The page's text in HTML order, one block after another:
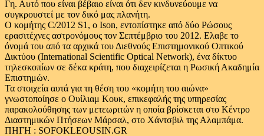
Γη. Αυτό που είναι βέβαιο είναι ότι δεν κινδυνεύουμε να
συγκρουστεί με τον δικό μας πλανήτη.
Ο κομήτης C/2012 S1, ο Ιson, εντοπίστηκε από δύο Ρώσους
ερασιτέχνες αστρονόμους τον Σεπτέμβριο του 2012. Ελαβε το
όνομά του από τα αρχικά του Διεθνούς Επιστημονικού Οπτικού
Δικτύου (International Scientific Optical Network), ένα δίκτυο
τηλεσκοπίων σε δέκα κράτη, που διαχειρίζεται η Ρωσική Ακαδημία
Επιστημών.
Τα στοιχεία αυτά για τη θέση του «κομήτη του αιώνα»
γνωστοποίησε ο Ουίλιαμ Κουκ, επικεφαλής της υπηρεσίας
παρακολούθησης των μετεωριτών η οποία βρίσκεται στο Κέντρο
Διαστημικών Πτήσεων Μάρσαλ, στο Χάντσβιλ της Αλαμπάμα.
ΠΗΓΗ : SOFOKLEOUSIN.GR